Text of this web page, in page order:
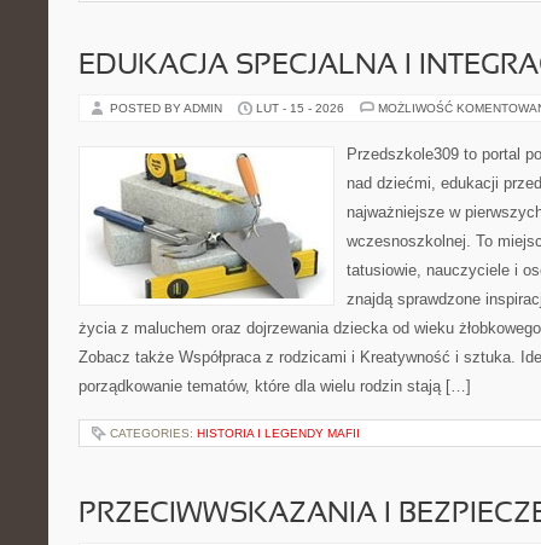
EDUKACJA SPECJALNA I
POSTED BY ADMIN LUT - 15 - 2026 MOŻLIWOŚĆ
Przedszkole309 to portal
nad dziećmi, edukacji
najważniejsze w
wczesnoszkolnej. To
tatusiowie, nauczyciele i
znajdą sprawdzone
życia z maluchem oraz dojrzewania dziecka od wieku
Zobacz także Współpraca z rodzicami i Kreatywność i sztuka.
porządkowanie tematów, które dla wielu rodzin stają […]
CATEGORIES: HISTORIA I LEGENDY MAFII
PRZECIWWSKAZANIA I